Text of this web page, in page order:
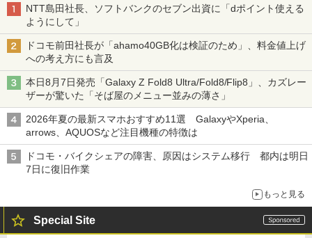
NTT島田社長、ソフトバンクのセブン出資に「dポイント使える
ようにして」
ドコモ前田社長が「ahamo40GB化は検証のため」、料金値上げ
への考え方にも言及
本日8月7日発売「Galaxy Z Fold8 Ultra/Fold8/Flip8」、カズレー
ザーが驚いた「そば屋のメニュー並みの薄さ」
2026年夏の最新スマホおすすめ11選 GalaxyやXperia、
arrows、AQUOSなど注目機種の特徴は
ドコモ・バイクシェアの障害、原因はシステム移行 都内は明日
7日に復旧作業
もっと見る
Special Site